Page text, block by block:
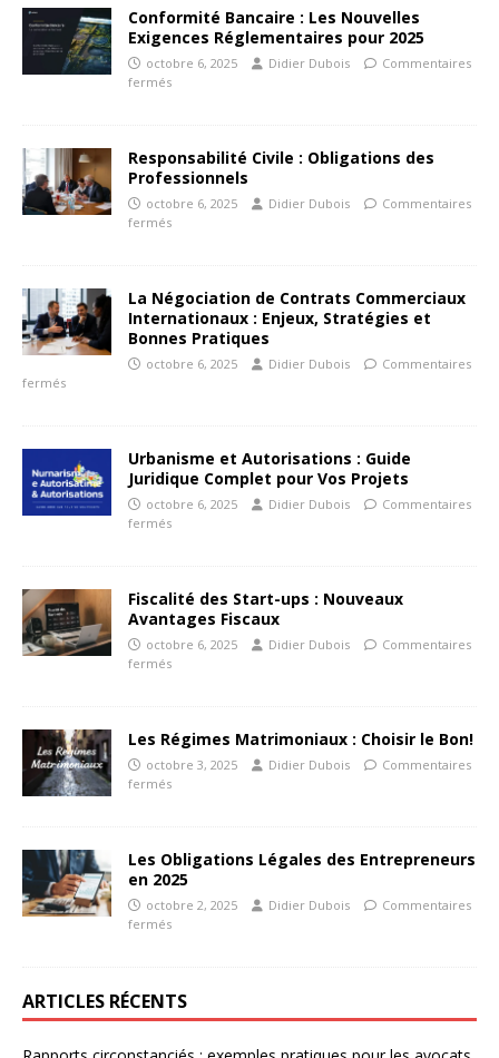
Conformité Bancaire : Les Nouvelles
Exigences Réglementaires pour 2025
octobre 6, 2025 Didier Dubois
Commentaires
fermés
Responsabilité Civile : Obligations des
Professionnels
octobre 6, 2025 Didier Dubois
Commentaires
fermés
La Négociation de Contrats Commerciaux
Internationaux : Enjeux, Stratégies et
Bonnes Pratiques
octobre 6, 2025 Didier Dubois
Commentaires
fermés
Urbanisme et Autorisations : Guide
Juridique Complet pour Vos Projets
octobre 6, 2025 Didier Dubois
Commentaires
fermés
Fiscalité des Start-ups : Nouveaux
Avantages Fiscaux
octobre 6, 2025 Didier Dubois
Commentaires
fermés
Les Régimes Matrimoniaux : Choisir le Bon!
octobre 3, 2025 Didier Dubois
Commentaires
fermés
Les Obligations Légales des Entrepreneurs
en 2025
octobre 2, 2025 Didier Dubois
Commentaires
fermés
ARTICLES RÉCENTS